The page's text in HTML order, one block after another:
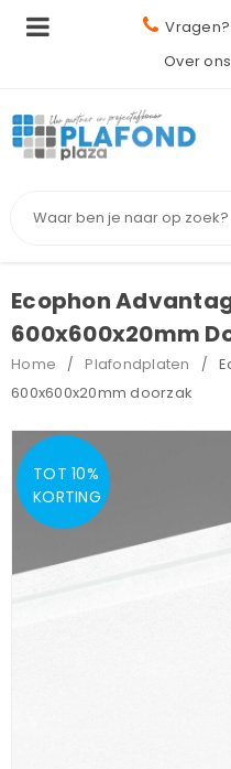
Vragen?
Over ons
Ecophon
600x600x20mm
Home / Plafondplaten /
600x600x20mm doorzak
TOT 10%
KORTING